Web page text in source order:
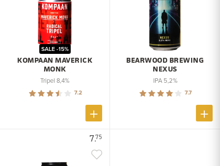
KOMPAAN MAVERICK
MONK
SALE -15%
Tripel 8,4%
7.2
BEARWOOD BREWING
NEXUS
IPA 5,2%
7.7
7.75